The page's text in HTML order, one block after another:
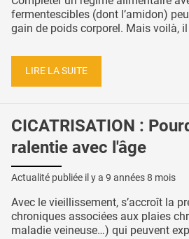
fermentescibles (dont l’amidon)
gain de poids corporel. Mais voilà, il
LIRE LA SUITE
CICATRISATION :
ralentie avec l'âge
Actualité publiée il y a 9 années 8 mois
Avec le vieillissement, s’accroît la
chroniques associées aux plaies
maladie veineuse…) qui peuvent